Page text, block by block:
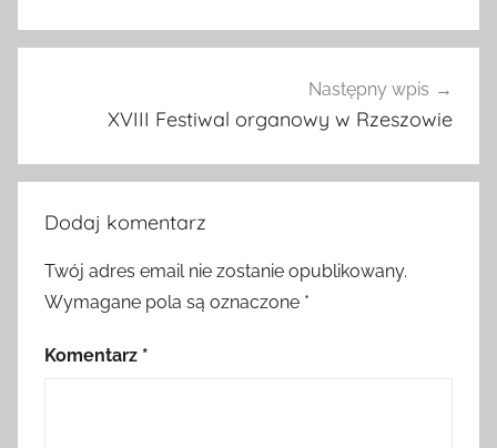
Następny wpis
XVIII Festiwal organowy w Rzeszowie
Dodaj komentarz
Twój adres email nie zostanie opublikowany.
Wymagane pola są oznaczone *
Komentarz *